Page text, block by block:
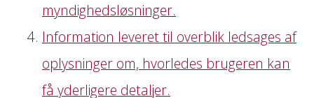
myndighedsløsninger.
Information leveret til overblik ledsages af
oplysninger om, hvorledes brugeren kan
få yderligere detaljer.